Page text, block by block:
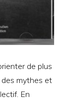
de plus
mythes et
En